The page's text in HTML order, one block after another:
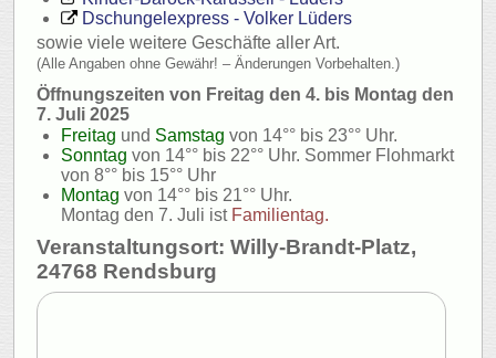
Dschungelexpress - Volker Lüders
sowie viele weitere Geschäfte aller Art.
(Alle Angaben ohne Gewähr! – Änderungen Vorbehalten.)
Öffnungszeiten von Freitag den 4. bis Montag den
7. Juli 2025
Freitag und Samstag von 14°° bis 23°° Uhr.
Sonntag von 14°° bis 22°° Uhr. Sommer Flohmarkt
von 8°° bis 15°° Uhr
Montag von 14°° bis 21°° Uhr.
Montag den 7. Juli ist Familientag.
Veranstaltungsort: Willy-Brandt-Platz,
24768 Rendsburg